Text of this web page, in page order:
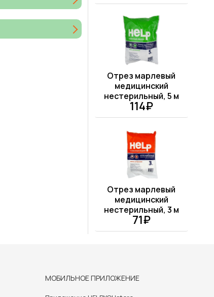
Отрез марлевый
медицинский
нестерильный, 5 м
114₽
Отрез марлевый
медицинский
нестерильный, 3 м
71₽
МОБИЛЬНОЕ ПРИЛОЖЕНИЕ